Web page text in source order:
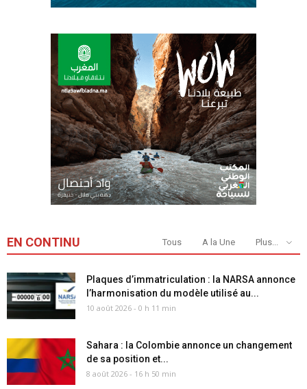
EN CONTINU Tous A la Une Plus...
Plaques d’immatriculation : la NARSA annonce
l’harmonisation du modèle utilisé au...
10 août 2026 - 0 h 11 min
Sahara : la Colombie annonce un changement
de sa position et...
8 août 2026 - 16 h 50 min